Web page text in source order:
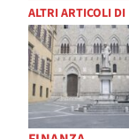
ALTRI ARTICOLI DI